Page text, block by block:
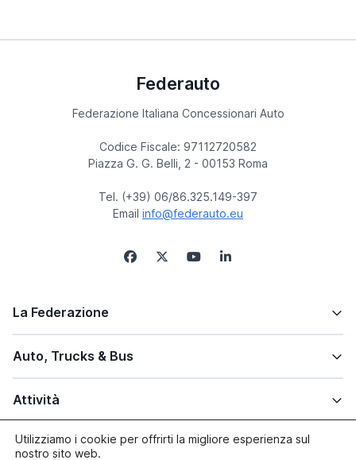
Federauto
Federazione Italiana Concessionari Auto
Codice Fiscale: 97112720582
Piazza G. G. Belli, 2 - 00153 Roma
Tel. (+39) 06/86.325.149-397
Email info@federauto.eu
La Federazione
Auto, Trucks & Bus
Attività
Altre info
Utilizziamo i cookie per offrirti la migliore esperienza sul
nostro sito web.